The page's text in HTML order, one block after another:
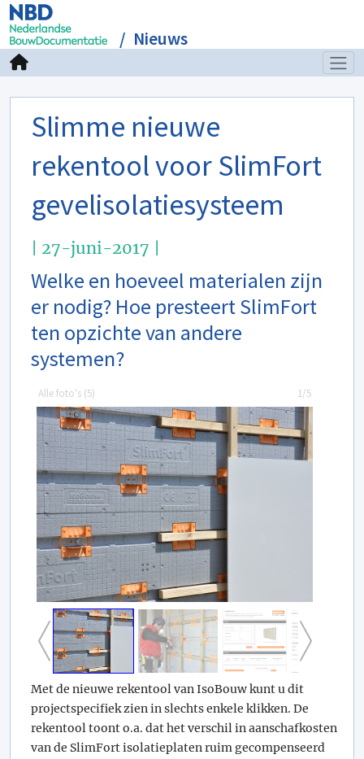
Nieuws
Slimme nieuwe
rekentool voor SlimFort
gevelisolatiesysteem
| 27-juni-2017 |
Welke en hoeveel materialen zijn
er nodig? Hoe presteert SlimFort
ten opzichte van andere
systemen?
Alle foto's (5) 1/5
Met de nieuwe rekentool van IsoBouw kunt u dit
projectspecifiek zien in slechts enkele klikken. De
rekentool toont o.a. dat het verschil in aanschafkosten
van de SlimFort isolatieplaten ruim gecompenseerd